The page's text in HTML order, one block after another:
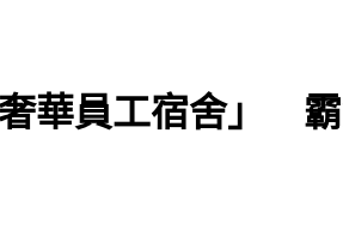
華員工宿舍」